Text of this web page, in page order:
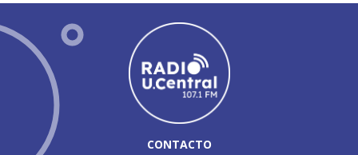
CONTACTO